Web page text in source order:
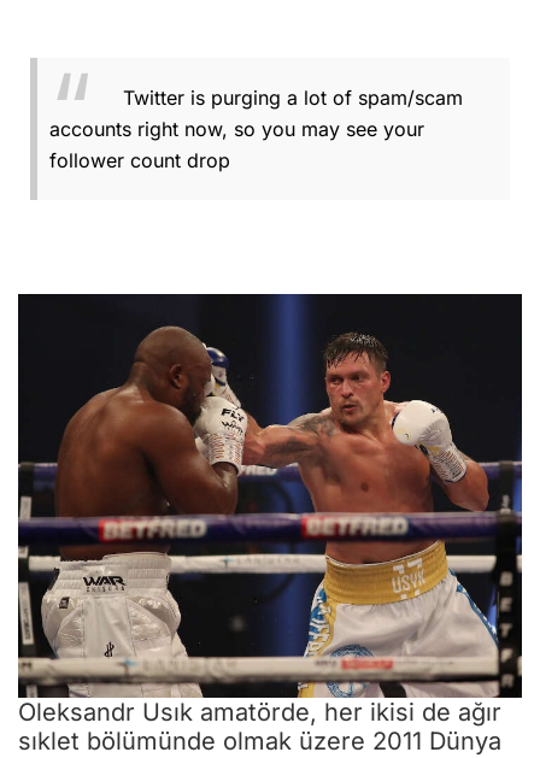
Twitter is purging a lot of spam/scam
accounts right now, so you may see your
follower count drop
Oleksandr Usık amatörde, her ikisi de ağır
sıklet bölümünde olmak üzere 2011 Dünya